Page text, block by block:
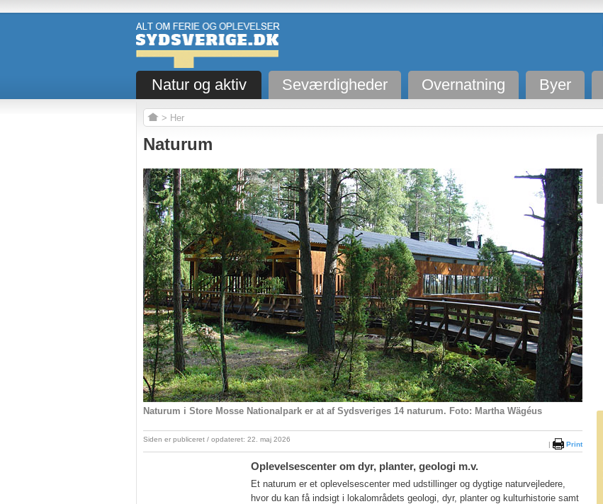
Natur og aktiv Seværdigheder Overnatning Byer
> Her
Naturum
Naturum i Store Mosse Nationalpark er at af Sydsveriges 14 naturum. Foto: Martha Wägéus
| Print
Siden er publiceret / opdateret: 22. maj 2026
Oplevelsescenter om dyr, planter, geologi m.v.
Et naturum er et oplevelsescenter med udstillinger og dygtige naturvejledere,
hvor du kan få indsigt i lokalområdets geologi, dyr, planter og kulturhistorie samt